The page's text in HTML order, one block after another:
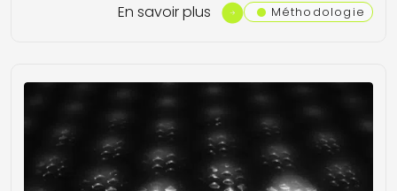
En savoir plus Méthodologie